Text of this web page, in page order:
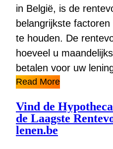
in België, is de
belangrijkste
te houden. De
hoeveel u
betalen voor uw
Read More
Vind de
de Laagste
lenen.be